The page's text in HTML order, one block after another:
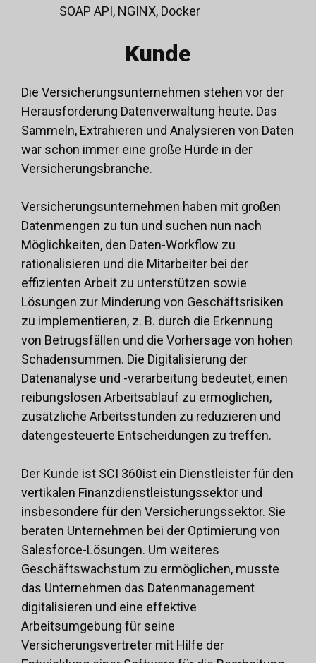
SOAP API, NGINX, Docker
Kunde
Die Versicherungsunternehmen stehen vor der
Herausforderung Datenverwaltung heute. Das
Sammeln, Extrahieren und Analysieren von Daten
war schon immer eine große Hürde in der
Versicherungsbranche.
Versicherungsunternehmen haben mit großen
Datenmengen zu tun und suchen nun nach
Möglichkeiten, den Daten-Workflow zu
rationalisieren und die Mitarbeiter bei der
effizienten Arbeit zu unterstützen sowie
Lösungen zur Minderung von Geschäftsrisiken
zu implementieren, z. B. durch die Erkennung
von Betrugsfällen und die Vorhersage von hohen
Schadensummen. Die Digitalisierung der
Datenanalyse und -verarbeitung bedeutet, einen
reibungslosen Arbeitsablauf zu ermöglichen,
zusätzliche Arbeitsstunden zu reduzieren und
datengesteuerte Entscheidungen zu treffen.
Der Kunde ist SCI 360ist ein Dienstleister für den
vertikalen Finanzdienstleistungssektor und
insbesondere für den Versicherungssektor. Sie
beraten Unternehmen bei der Optimierung von
Salesforce-Lösungen. Um weiteres
Geschäftswachstum zu ermöglichen, musste
das Unternehmen das Datenmanagement
digitalisieren und eine effektive
Arbeitsumgebung für seine
Versicherungsvertreter mit Hilfe der